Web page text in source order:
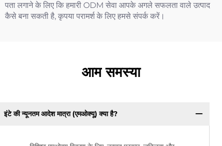
पता लगाने के लिए कि हमारी ODM सेवा आपके अगले सफलता वाले उत्पाद
कैसे बना सकती है, कृपया परामर्श के लिए हमसे संपर्क करें।
आम समस्या
इंटे की न्यूनतम आदेश मात्रा (एमओक्यू) क्या है?